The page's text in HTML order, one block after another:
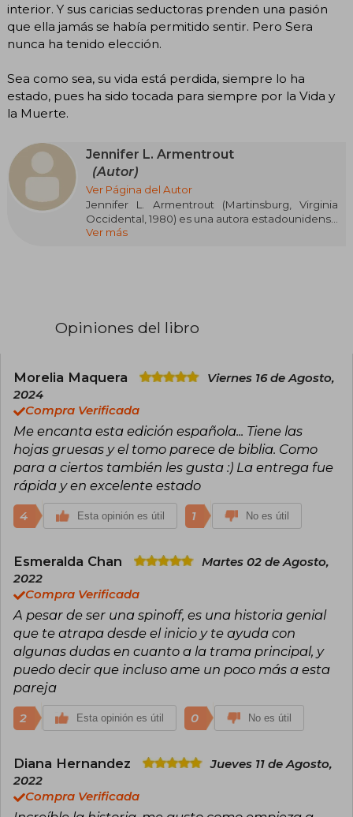
interior. Y sus caricias seductoras prenden una pasión
que ella jamás se había permitido sentir. Pero Sera
nunca ha tenido elección.
Sea como sea, su vida está perdida, siempre lo ha
estado, pues ha sido tocada para siempre por la Vida y
la Muerte.
Jennifer L. Armentrout
(Autor)
Ver Página del Autor
Jennifer L. Armentrout (Martinsburg, Virginia
Occidental, 1980) es una autora estadounidense
superventas, especializada en fantasía
Times. Maestra del romance con elementos
novela adulta, esta última bajo el seudónimo J.
las sagas Elementos Oscuros, Cazadora de
Hadas y Frigid, además de novelas
autoconclusivas como Cursed o Nunca digas
siempre. Con múltiples premios y millones de
ejemplares vendidos, Armentrout sigue
dominando las listas de más vendidos con cada
publicación.
Ver más
Opiniones del libro
Morelia Maquera
Viernes 16 de Agosto,
2024
Compra Verificada
Me encanta esta edición española... Tiene las
hojas gruesas y el tomo parece de biblia. Como
para a ciertos también les gusta :) La entrega fue
rápida y en excelente estado
4 Esta opinión es útil 1 No es útil
Esmeralda Chan
Martes 02 de Agosto,
2022
Compra Verificada
A pesar de ser una spinoff, es una historia genial
que te atrapa desde el inicio y te ayuda con
algunas dudas en cuanto a la trama principal, y
puedo decir que incluso ame un poco más a esta
pareja
2 Esta opinión es útil 0 No es útil
Diana Hernandez
Jueves 11 de Agosto,
2022
Compra Verificada